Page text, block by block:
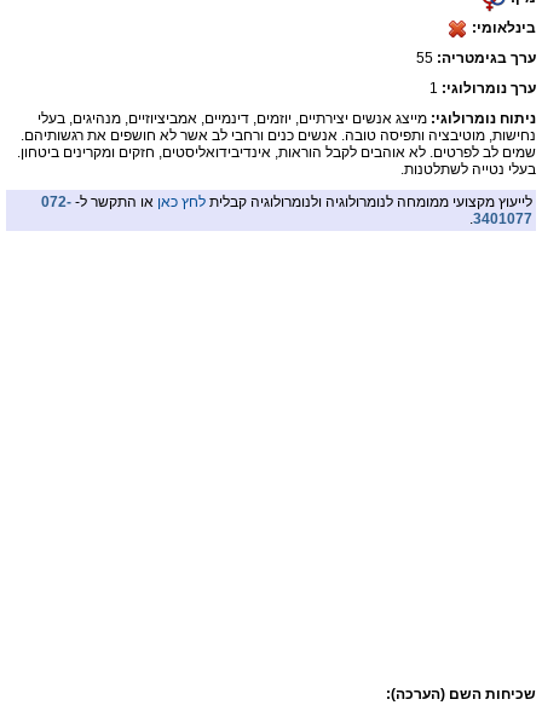
פייסבוק
בינלאומי:
ערך בגימטריה:
ערך נומרולוגי: 1
ניתוח נומרולוגי: מייצג אנשים יצירתיים, יוזמים, דינמיים, אמביציוזיים, מנהיגים, בעלי
נחישות, מוטיבציה ותפיסה טובה. אנשים כנים ורחבי לב אשר לא חושפים את רגשותיהם.
שמים לב לפרטים. לא אוהבים לקבל הוראות, אינדיבידואליסטים, חזקים ומקרינים ביטחון.
בעלי נטייה לשתלטנות.
לייעוץ מקצועי ממומחה לנומרולוגיה ולנומרולוגיה קבלית לחץ כאן או התקשר ל- 072-
3401077
.
שכיחות השם (הערכה):